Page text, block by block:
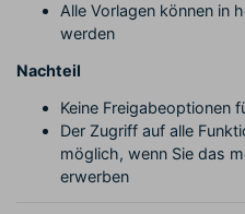
Alle Vorlagen können in
werden
Nachteil
Keine Freigabeoptionen
Der Zugriff auf alle
möglich, wenn Sie das
erwerben